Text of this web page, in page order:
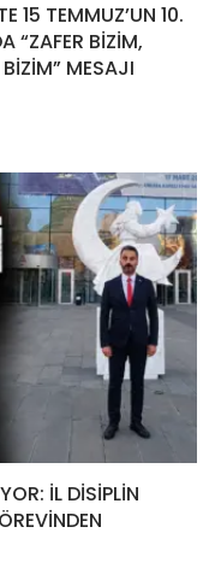
15 TEMMUZ’UN 10.
“ZAFER BİZİM,
BİZİM” MESAJI
İL DİSİPLİN